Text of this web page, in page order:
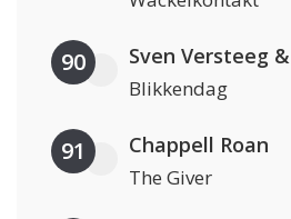
90 Sven Versteeg
Blikkendag
91 Chappell Roan
The Giver